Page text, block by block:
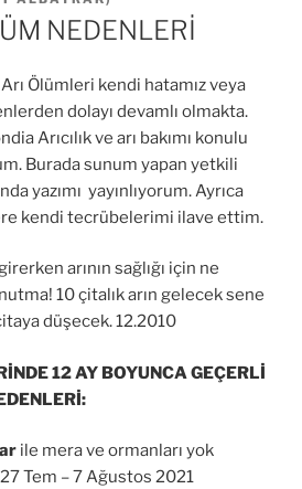
NEDENLERİ
Arı Ölümleri kendi hatamız veya
dolayı devamlı olmakta.
Arıcılık ve arı bakımı konulu
Burada sunum yapan yetkili
yazımı yayınlıyorum. Ayrıca
kendi tecrübelerimi ilave ettim.
arının sağlığı için ne
10 çitalık arın gelecek sene
düşecek. 12.2010
12 AY BOYUNCA GEÇERLİ
ile mera ve ormanları yok
Tem – 7 Ağustos 2021